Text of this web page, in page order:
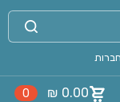
₪ 0.00
0